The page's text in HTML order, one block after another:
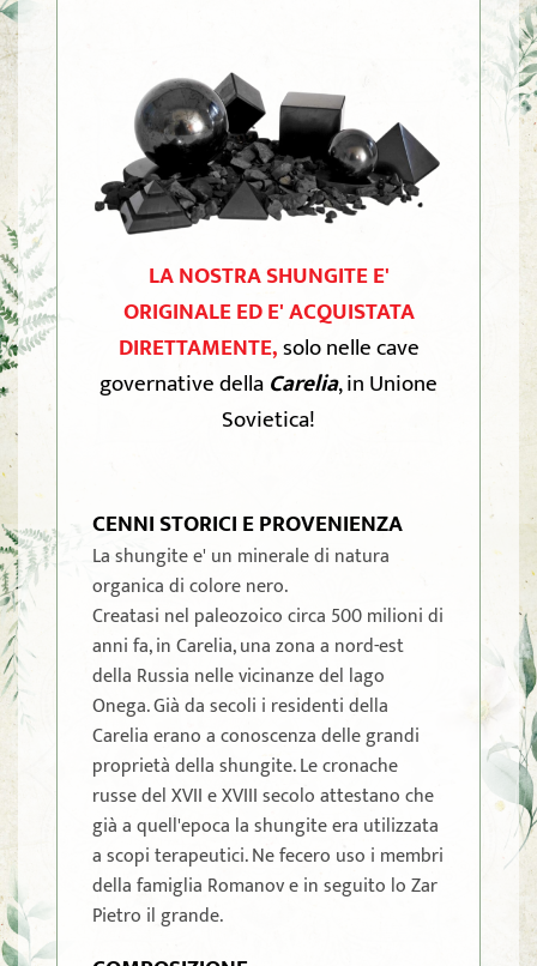
LA NOSTRA SHUNGITE E'
ORIGINALE ED E' ACQUISTATA
DIRETTAMENTE,solo nelle cave
governative dellaCarelia, in Unione
Sovietica!
CENNI STORICI E PROVENIENZA
La shungite e' un minerale di natura
organica di colore nero.
Creatasi nel paleozoico circa 500 milioni di
anni fa, in Carelia, una zona a nord-est
della Russia nelle vicinanze del lago
Onega. Già da secoli i residenti della
Carelia erano a conoscenza delle grandi
proprietà della shungite. Le cronache
russe del XVII e XVIII secolo attestano che
già a quell'epoca la shungite era utilizzata
a scopi terapeutici. Ne fecero uso i membri
della famiglia Romanov e in seguito lo Zar
Pietro il grande.